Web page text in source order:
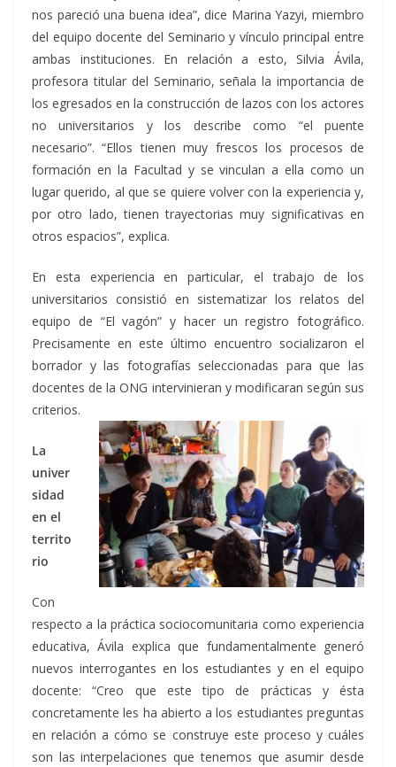
nos pareció una buena idea”, dice Marina Yazyi, miembro
del equipo docente del Seminario y vínculo principal entre
ambas instituciones. En relación a esto, Silvia Ávila,
profesora titular del Seminario, señala la importancia de
los egresados en la construcción de lazos con los actores
no universitarios y los describe como “el puente
necesario”. “Ellos tienen muy frescos los procesos de
formación en la Facultad y se vinculan a ella como un
lugar querido, al que se quiere volver con la experiencia y,
por otro lado, tienen trayectorias muy significativas en
otros espacios”, explica.
En esta experiencia en particular, el trabajo de los
universitarios consistió en sistematizar los relatos del
equipo de “El vagón” y hacer un registro fotográfico.
Precisamente en este último encuentro socializaron el
borrador y las fotografías seleccionadas para que las
docentes de la ONG intervinieran y modificaran según sus
criterios.
La
univer
sidad
en el
territo
rio
Con
respecto a la práctica sociocomunitaria como experiencia
educativa, Ávila explica que fundamentalmente generó
nuevos interrogantes en los estudiantes y en el equipo
docente: “Creo que este tipo de prácticas y ésta
concretamente les ha abierto a los estudiantes preguntas
en relación a cómo se construye este proceso y cuáles
son las interpelaciones que tenemos que asumir desde